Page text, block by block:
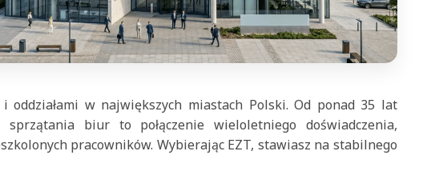
w największych miastach Polski. Od ponad 35 lat
biur to połączenie wieloletniego doświadczenia,
pracowników. Wybierając EZT, stawiasz na stabilnego